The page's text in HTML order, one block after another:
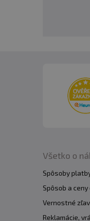
Všetko o
Spôsoby
Spôsob a
Vernostné
Reklamácie,